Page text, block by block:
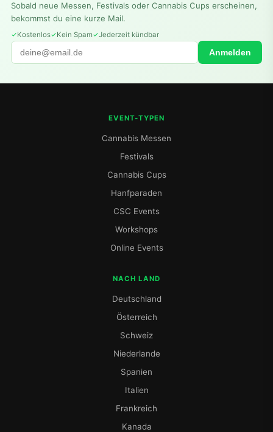
Sobald neue Messen, Festivals oder Cannabis Cups erscheinen,
bekommst du eine kurze Mail.
Kostenlos Kein Spam Jederzeit kündbar
Anmelden
EVENT-TYPEN
Cannabis Messen
Festivals
Cannabis Cups
Hanfparaden
CSC Events
Workshops
Online Events
NACH LAND
Deutschland
Österreich
Schweiz
Niederlande
Spanien
Italien
Frankreich
Kanada